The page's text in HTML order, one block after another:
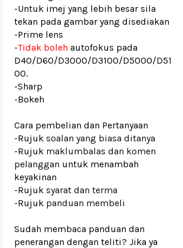
-Untuk imej yang lebih besar sila
tekan pada gambar yang disediakan
-Prime lens
-Tidak boleh autofokus pada
D40/D60/D3000/D3100/D5000/D51
00.
-Sharp
-Bokeh
Cara pembelian dan Pertanyaan
-Rujuk soalan yang biasa ditanya
-Rujuk maklumbalas dan komen
pelanggan untuk menambah
keyakinan
-Rujuk syarat dan terma
-Rujuk panduan membeli
Sudah membaca panduan dan
penerangan dengan teliti? Jika ya